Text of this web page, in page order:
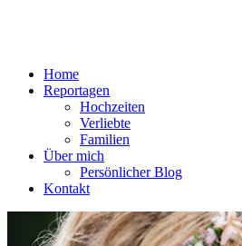
Home
Reportagen
Hochzeiten
Verliebte
Familien
Über mich
Persönlicher Blog
Kontakt